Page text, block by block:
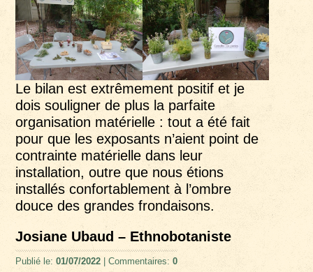
Le bilan est extrêmement positif et je
dois souligner de plus la parfaite
organisation matérielle : tout a été fait
pour que les exposants n’aient point de
contrainte matérielle dans leur
installation, outre que nous étions
installés confortablement à l’ombre
douce des grandes frondaisons.
Josiane Ubaud – Ethnobotaniste
Publié le:01/07/2022 | Commentaires:0